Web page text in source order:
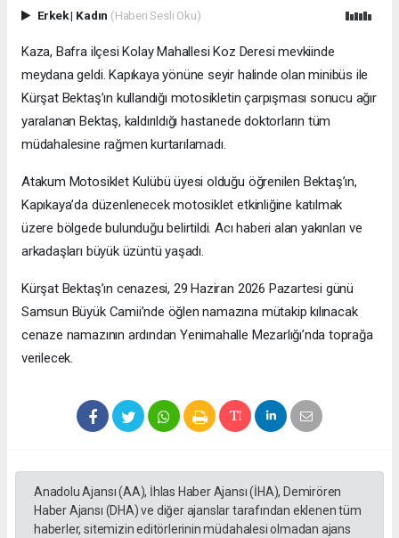
Erkek| Kadın (Haberi Sesli Oku)
Kaza, Bafra ilçesi Kolay Mahallesi Koz Deresi mevkiinde
meydana geldi. Kapıkaya yönüne seyir halinde olan minibüs ile
Kürşat Bektaş’ın kullandığı motosikletin çarpışması sonucu ağır
yaralanan Bektaş, kaldırıldığı hastanede doktorların tüm
müdahalesine rağmen kurtarılamadı.
Atakum Motosiklet Kulübü üyesi olduğu öğrenilen Bektaş’ın,
Kapıkaya’da düzenlenecek motosiklet etkinliğine katılmak
üzere bölgede bulunduğu belirtildi. Acı haberi alan yakınları ve
arkadaşları büyük üzüntü yaşadı.
Kürşat Bektaş’ın cenazesi, 29 Haziran 2026 Pazartesi günü
Samsun Büyük Camii’nde öğlen namazına mütakip kılınacak
cenaze namazının ardından Yenimahalle Mezarlığı’nda toprağa
verilecek.
Anadolu Ajansı (AA), İhlas Haber Ajansı (İHA), Demirören
Haber Ajansı (DHA) ve diğer ajanslar tarafından eklenen tüm
haberler, sitemizin editörlerinin müdahalesi olmadan ajans